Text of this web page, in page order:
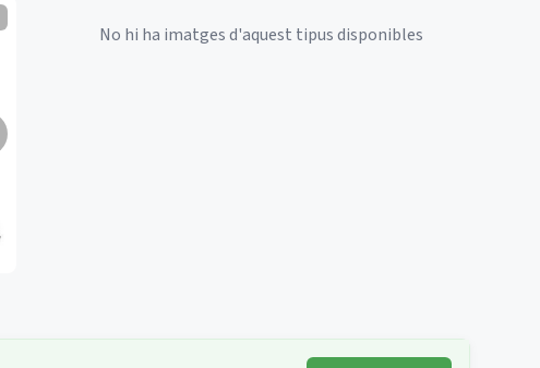
No hi ha imatges d'aquest tipus disponibles